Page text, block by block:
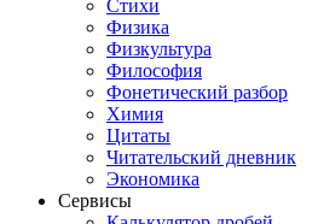
Стихи
Физика
Физкультура
Философия
Фонетический разбор
Химия
Цитаты
Читательский дневник
Экономика
Сервисы